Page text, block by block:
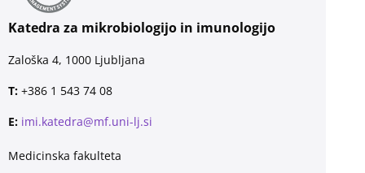
Katedra za mikrobiologijo in imunologijo
Zaloška 4, 1000 Ljubljana
T: +386 1 543 74 08
E: imi.katedra@mf.uni-lj.si
Medicinska fakulteta